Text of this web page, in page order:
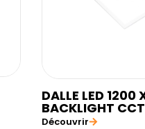
DALLE LED 1200
BACKLIGHT
Découvrir